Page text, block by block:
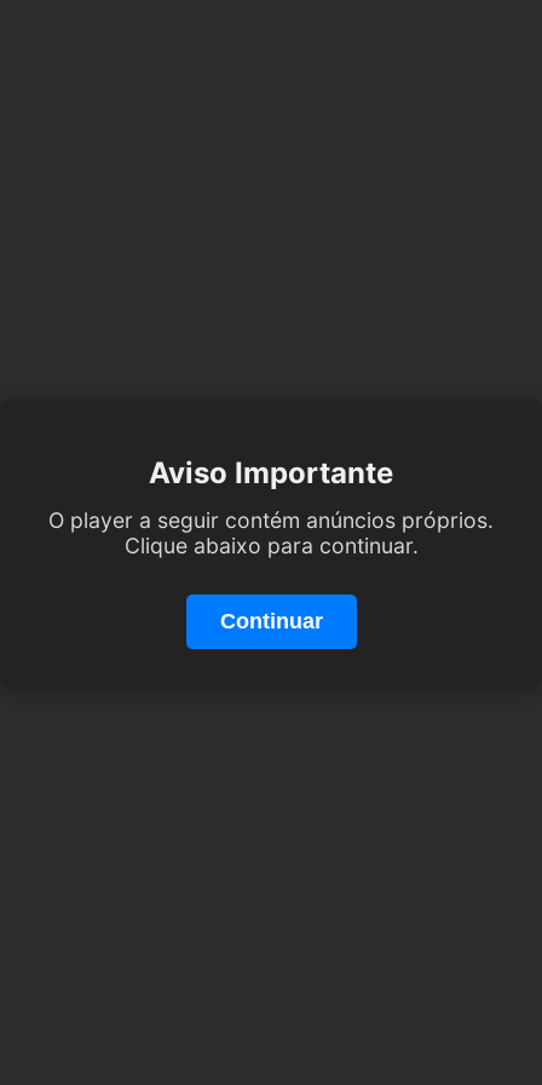
Aviso Importante
O player a seguir contém anúncios próprios.
Clique abaixo para continuar.
Continuar